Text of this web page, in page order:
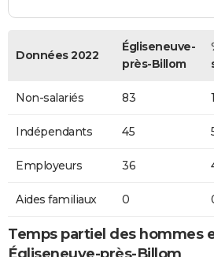
Données 2022
Égliseneuve-
près-Billom
Non-salariés 83
Indépendants 45
Employeurs 36
Aides familiaux 0
Temps partiel des hommes